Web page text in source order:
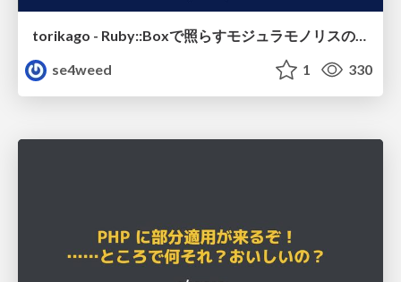
torikago - Ruby::Boxで照らすモジュラモノリスの実行境界
se4weed
1 330